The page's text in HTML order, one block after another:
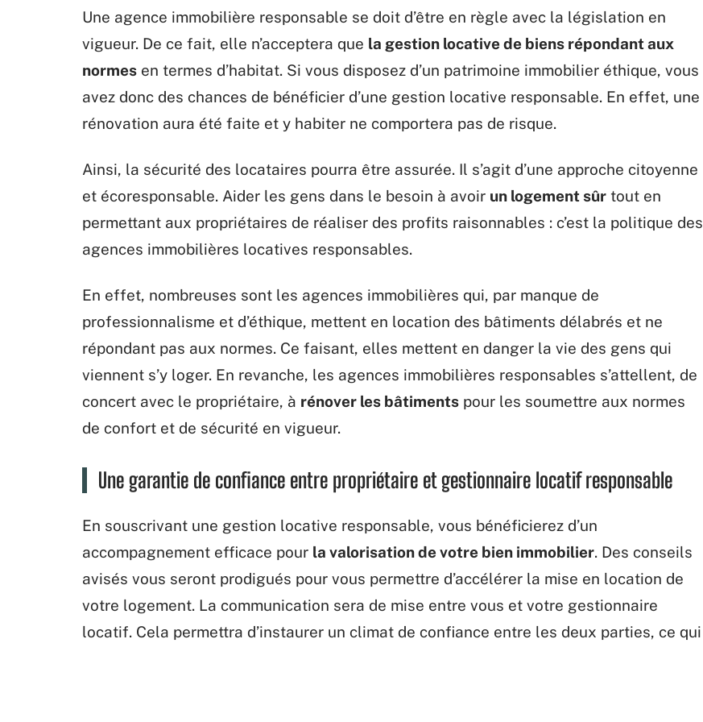
Une agence immobilière responsable se doit d’être en règle avec la législation en
vigueur. De ce fait, elle n’acceptera que la gestion locative de biens répondant aux
normes en termes d’habitat. Si vous disposez d’un patrimoine immobilier éthique, vous
avez donc des chances de bénéficier d’une gestion locative responsable. En effet, une
rénovation aura été faite et y habiter ne comportera pas de risque.
Ainsi, la sécurité des locataires pourra être assurée. Il s’agit d’une approche citoyenne
et écoresponsable. Aider les gens dans le besoin à avoir un logement sûr tout en
permettant aux propriétaires de réaliser des profits raisonnables : c’est la politique des
agences immobilières locatives responsables.
En effet, nombreuses sont les agences immobilières qui, par manque de
professionnalisme et d’éthique, mettent en location des bâtiments délabrés et ne
répondant pas aux normes. Ce faisant, elles mettent en danger la vie des gens qui
viennent s’y loger. En revanche, les agences immobilières responsables s’attellent, de
concert avec le propriétaire, à rénover les bâtiments pour les soumettre aux normes
de confort et de sécurité en vigueur.
Une garantie de confiance entre propriétaire et gestionnaire locatif responsable
En souscrivant une gestion locative responsable, vous bénéficierez d’un
accompagnement efficace pour la valorisation de votre bien immobilier. Des conseils
avisés vous seront prodigués pour vous permettre d’accélérer la mise en location de
votre logement. La communication sera de mise entre vous et votre gestionnaire
locatif. Cela permettra d’instaurer un climat de confiance entre les deux parties, ce qui